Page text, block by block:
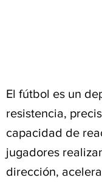
El fútbol es un
resistencia,
capacidad de
jugadores
dirección,